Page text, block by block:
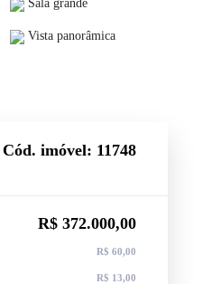
Sala grande
Vista panorâmica
Cód. imóvel: 11748
R$ 372.000,00
R$ 60,00
R$ 13,00